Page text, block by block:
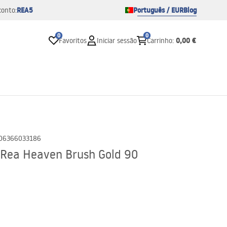
REA5 Português / EURBlog
0
Favoritos Iniciar sessão
0
Carrinho: 0,00 €
Heaven Brush Gold 90